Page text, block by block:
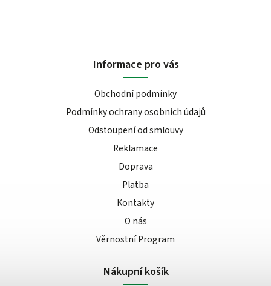
Informace pro vás
Obchodní podmínky
Podmínky ochrany osobních údajů
Odstoupení od smlouvy
Reklamace
Doprava
Platba
Kontakty
O nás
Věrnostní Program
Nákupní košík